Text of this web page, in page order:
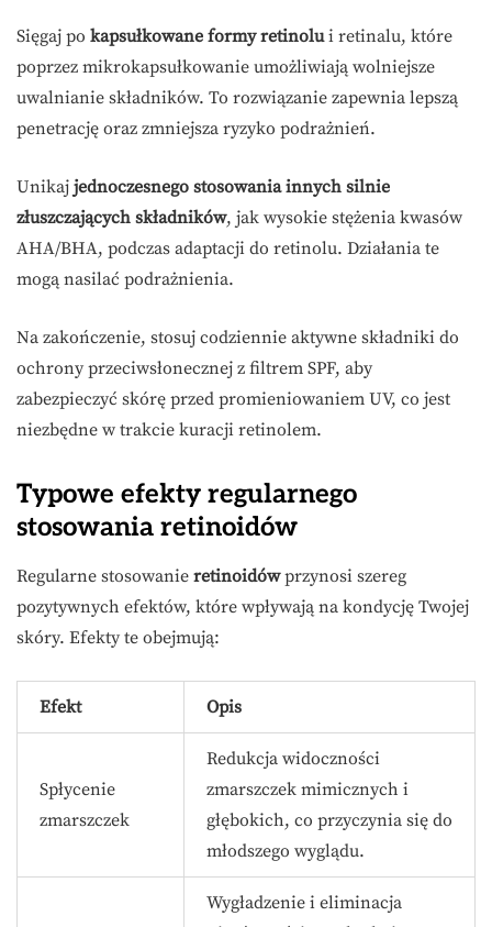
Sięgaj po kapsułkowane formy retinolui retinalu, które
poprzez mikrokapsułkowanie umożliwiają wolniejsze
uwalnianie składników. To rozwiązanie zapewnia lepszą
penetrację oraz zmniejsza ryzyko podrażnień.
Unikaj jednoczesnego stosowania innych silnie
złuszczających składników, jak wysokie stężenia kwasów
AHA/BHA, podczas adaptacji do retinolu. Działania te
mogą nasilać podrażnienia.
Na zakończenie, stosuj codziennie aktywne składniki do
ochrony przeciwsłonecznej z filtrem SPF, aby
zabezpieczyć skórę przed promieniowaniem UV, co jest
niezbędne w trakcie kuracji retinolem.
Typowe efekty regularnego
stosowania retinoidów
Regularne stosowanie retinoidówprzynosi szereg
pozytywnych efektów, które wpływają na kondycję Twojej
skóry. Efekty te obejmują:
Efekt Opis
Spłycenie
zmarszczek
Redukcja widoczności
zmarszczek mimicznych i
głębokich, co przyczynia się do
młodszego wyglądu.
Wygładzenie i eliminacja